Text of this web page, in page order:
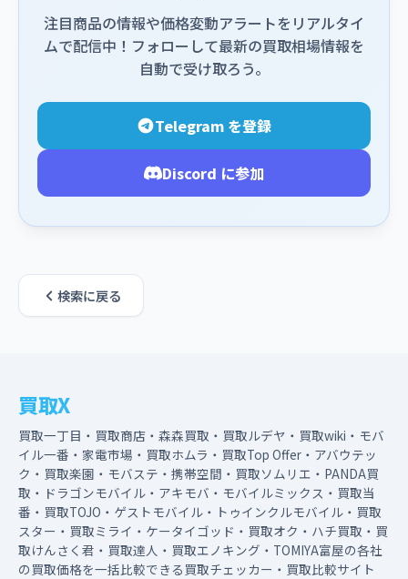
注目商品の情報や価格変動アラートをリアルタイ
ムで配信中！フォローして最新の買取相場情報を
自動で受け取ろう。
Telegram を登録
Discord に参加
検索に戻る
買取X
買取一丁目・買取商店・森森買取・買取ルデヤ・買取wiki・モバ
イル一番・家電市場・買取ホムラ・買取Top Offer・アバウテッ
ク・買取楽園・モバステ・携帯空間・買取ソムリエ・PANDA買
取・ドラゴンモバイル・アキモバ・モバイルミックス・買取当
番・買取TOJO・ゲストモバイル・トゥインクルモバイル・買取
スター・買取ミライ・ケータイゴッド・買取オク・ハチ買取・買
取けんさく君・買取達人・買取エノキング・TOMIYA富屋の各社
の買取価格を一括比較できる買取チェッカー・買取比較サイト